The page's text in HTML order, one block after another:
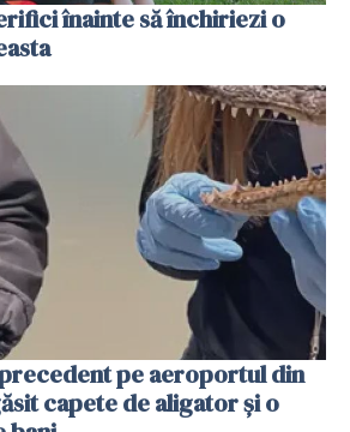
înainte să închiriezi o
pe aeroportul din
capete de aligator și o